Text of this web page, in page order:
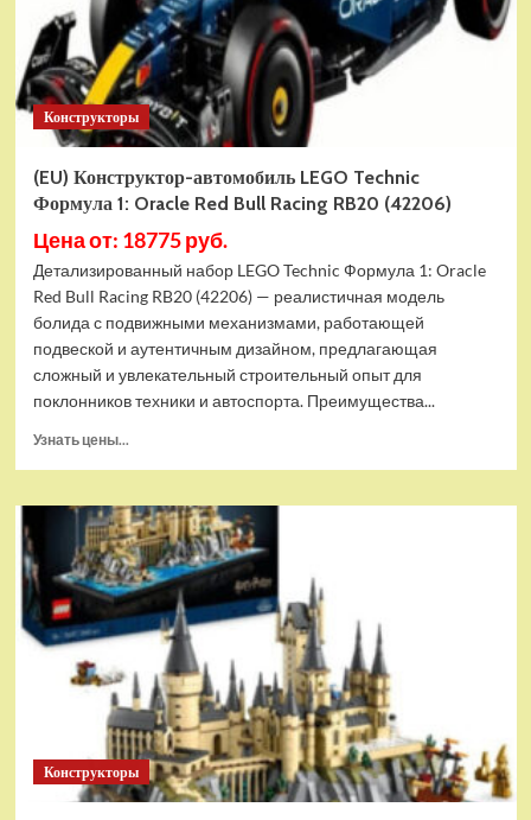
Конструкторы
(EU) Конструктор-автомобиль LEGO Technic
Формула 1: Oracle Red Bull Racing RB20 (42206)
Цена от: 18775 руб.
Детализированный набор LEGO Technic Формула 1: Oracle
Red Bull Racing RB20 (42206) — реалистичная модель
болида с подвижными механизмами, работающей
подвеской и аутентичным дизайном, предлагающая
сложный и увлекательный строительный опыт для
поклонников техники и автоспорта. Преимущества...
Узнать цены...
(EU)
Конструктор-
автомобиль
LEGO
Technic
Формула
1:
Oracle
Red
Bull
Racing
RB20
(42206)
Конструкторы